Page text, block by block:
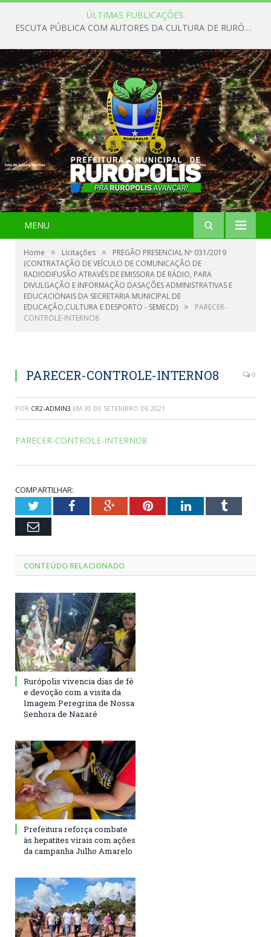
ÚLTIMAS PUBLICAÇÕES:
ESCUTA PÚBLICA COM AUTORES DA CULTURA DE RURÓPOLIS
MENU
Home » Licitações »
PREGÃO PRESENCIAL Nº 031/2019
(CONTRATAÇÃO DE VEÍCULO DE COMUNICAÇÃO DE
RADIODIFUSÃO ATRAVÉS DE EMISSORA DE RÁDIO, PARA
DIVULGAÇÃO E INFORMAÇÃO DASAÇÕES ADMINISTRATIVAS E
EDUCACIONAIS DA SECRETARIA MUNICIPAL DE
EDUCAÇÃO,CULTURA E DESPORTO - SEMECD) »
PARECER-
CONTROLE-INTERNO8
PARECER-CONTROLE-INTERNO8 0
POR CR2-ADMIN3 EM 30 DE SETEMBRO DE 2021
PARECER-CONTROLE-INTERNO8
COMPARTILHAR:
TwitterFacebookGoogle+PinterestLinkedInTumblr
Email
CONTEÚDO RELACIONADO
Rurópolis vivencia dias de fé
e devoção com a visita da
Imagem Peregrina de Nossa
Senhora de Nazaré
Prefeitura reforça combate
às hepatites virais com ações
da campanha Julho Amarelo